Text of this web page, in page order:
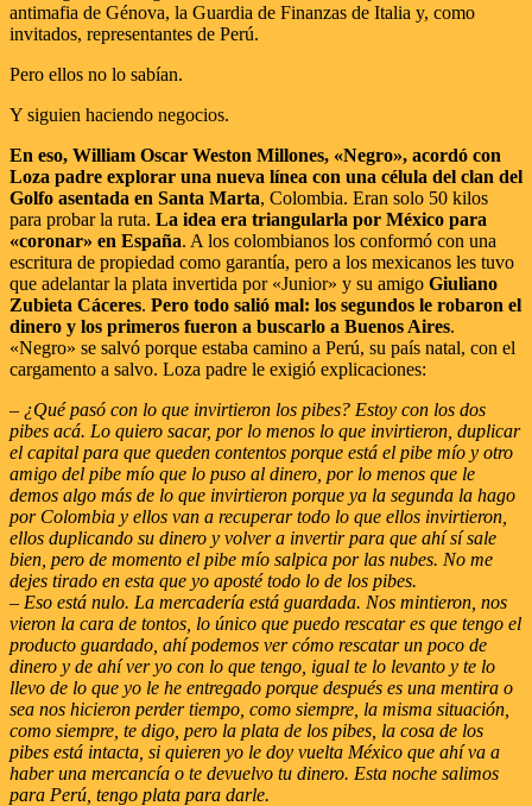
antimafia de Génova, la Guardia de Finanzas de Italia y, como
invitados, representantes de Perú.
Pero ellos no lo sabían.
Y siguien haciendo negocios.
En eso, William Oscar Weston Millones, «Negro», acordó con
Loza padre explorar una nueva línea con una célula del clan del
Golfo asentada en Santa Marta, Colombia. Eran solo 50 kilos
para probar la ruta. La idea era triangularla por México para
«coronar» en España. A los colombianos los conformó con una
escritura de propiedad como garantía, pero a los mexicanos les tuvo
que adelantar la plata invertida por «Junior» y su amigo Giuliano
Zubieta Cáceres. Pero todo salió mal: los segundos le robaron el
dinero y los primeros fueron a buscarlo a Buenos Aires.
«Negro» se salvó porque estaba camino a Perú, su país natal, con el
cargamento a salvo. Loza padre le exigió explicaciones:
– ¿Qué pasó con lo que invirtieron los pibes? Estoy con los dos
pibes acá. Lo quiero sacar, por lo menos lo que invirtieron, duplicar
el capital para que queden contentos porque está el pibe mío y otro
amigo del pibe mío que lo puso al dinero, por lo menos que le
demos algo más de lo que invirtieron porque ya la segunda la hago
por Colombia y ellos van a recuperar todo lo que ellos invirtieron,
ellos duplicando su dinero y volver a invertir para que ahí sí sale
bien, pero de momento el pibe mío salpica por las nubes. No me
dejes tirado en esta que yo aposté todo lo de los pibes.
– Eso está nulo. La mercadería está guardada. Nos mintieron, nos
vieron la cara de tontos, lo único que puedo rescatar es que tengo el
producto guardado, ahí podemos ver cómo rescatar un poco de
dinero y de ahí ver yo con lo que tengo, igual te lo levanto y te lo
llevo de lo que yo le he entregado porque después es una mentira o
sea nos hicieron perder tiempo, como siempre, la misma situación,
como siempre, te digo, pero la plata de los pibes, la cosa de los
pibes está intacta, si quieren yo le doy vuelta México que ahí va a
haber una mercancía o te devuelvo tu dinero. Esta noche salimos
para Perú, tengo plata para darle.